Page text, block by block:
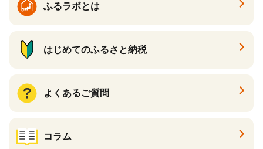
ふるラボとは
はじめてのふるさと納税
よくあるご質問
コラム